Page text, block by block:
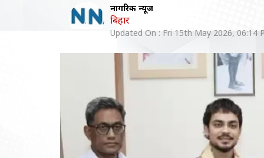
नागरिक न्यूज
बिहार
Updated On : Fri 15th May 2026, 06:14